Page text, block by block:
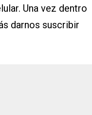
Una vez dentro
darnos suscribir